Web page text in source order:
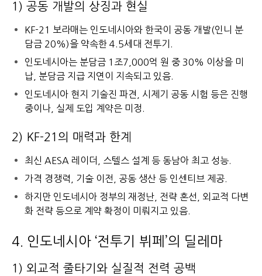
1) 공동 개발의 상징과 현실
KF-21 보라매는 인도네시아와 한국이 공동 개발(인니 분
담금 20%)을 약속한 4.5세대 전투기.
인도네시아는 분담금 1조7,000억 원 중 30% 이상을 미
납, 분담금 지급 지연이 지속되고 있음.
인도네시아 현지 기술진 파견, 시제기 공동 시험 등은 진행
중이나, 실제 도입 계약은 미정.
2) KF-21의 매력과 한계
최신 AESA 레이더, 스텔스 설계 등 동남아 최고 성능.
가격 경쟁력, 기술 이전, 공동 생산 등 인센티브 제공.
하지만 인도네시아 정부의 재정난, 전략 혼선, 외교적 다변
화 전략 등으로 계약 확정이 미뤄지고 있음.
4. 인도네시아 ‘전투기 뷔페’의 딜레마
1) 외교적 줄타기와 실질적 전력 공백